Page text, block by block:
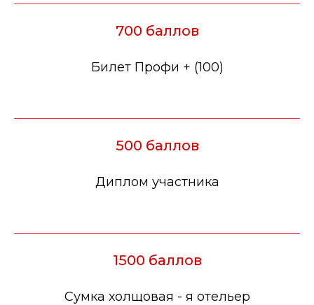
700 баллов
Билет Профи + (100)
500 баллов
Диплом участника
1500 баллов
Сумка холщовая - я отельер